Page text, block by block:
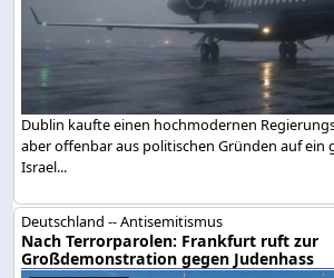
Dublin kaufte einen hochmodernen
aber offenbar aus politischen Gründen auf ein
Israel...
Deutschland -- Antisemitismus
Nach Terrorparolen: Frankfurt ruft zur
Großdemonstration gegen Judenhass